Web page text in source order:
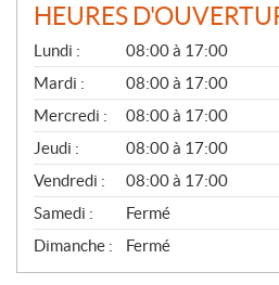
HEURES
G
É
N
É
R
A
L
Lundi :
08:00 à 17:00
Mardi :
08:00 à 17:00
Mercredi :
08:00 à 17:00
Jeudi :
08:00 à 17:00
Vendredi :
08:00 à 17:00
Samedi :
Fermé
Dimanche :
Fermé